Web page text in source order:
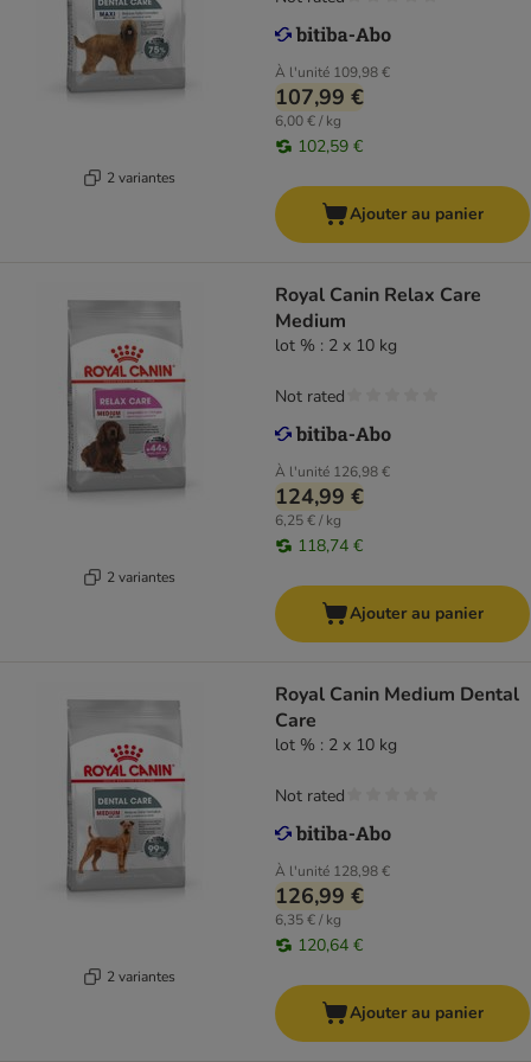
2 variantes
À l'unité 109,98 €
107,99 €
6,00 € / kg
102,59 €
Ajouter au panier
2 variantes
Royal Canin Relax Care
Medium
lot % : 2 x 10 kg
À l'unité 126,98 €
124,99 €
6,25 € / kg
118,74 €
Not rated
Ajouter au panier
2 variantes
Royal Canin Medium Dental
Care
lot % : 2 x 10 kg
À l'unité 128,98 €
126,99 €
6,35 € / kg
120,64 €
Not rated
Ajouter au panier